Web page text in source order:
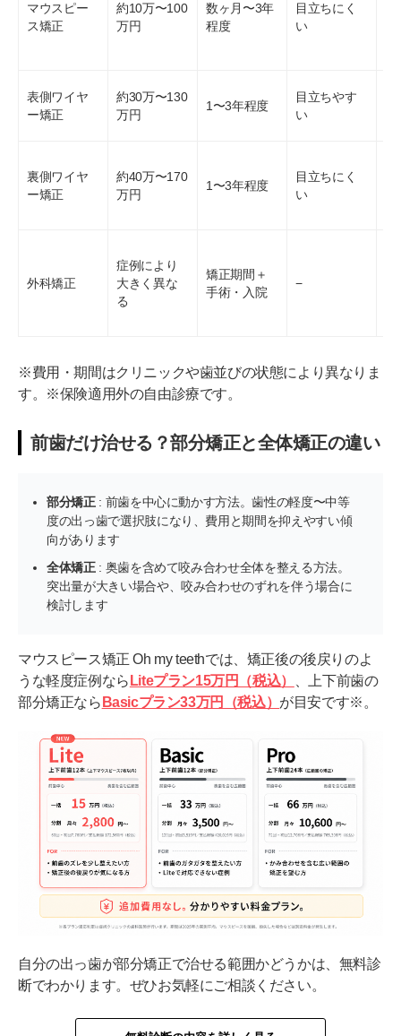
マウスピー
ス矯正
約10万〜100
万円
数ヶ月〜3年
程度
目立ちにく
い
表側ワイヤ
ー矯正
約30万〜130
万円
1〜3年程度
目立ちやす
い
裏側ワイヤ
ー矯正
約40万〜170
万円
1〜3年程度
目立ちにく
い
外科矯正
症例により
大きく異な
る
矯正期間＋
手術・入院
−
※費用・期間はクリニックや歯並びの状態により異なりま
す。※保険適用外の自由診療です。
前歯だけ治せる？部分矯正と全体矯正の違い
部分矯正: 前歯を中心に動かす方法。歯性の軽度〜中等
度の出っ歯で選択肢になり、費用と期間を抑えやすい傾
向があります
全体矯正: 奥歯を含めて咬み合わせ全体を整える方法。
突出量が大きい場合や、咬み合わせのずれを伴う場合に
検討します
マウスピース矯正 Oh my teethでは、矯正後の後戻りのよ
うな軽度症例なら Liteプラン15万円（税込）
、上下前歯の
部分矯正なら Basicプラン33万円（税込） が目安です※。
自分の出っ歯が部分矯正で治せる範囲かどうかは、無料診
断でわかります。ぜひお気軽にご相談ください。